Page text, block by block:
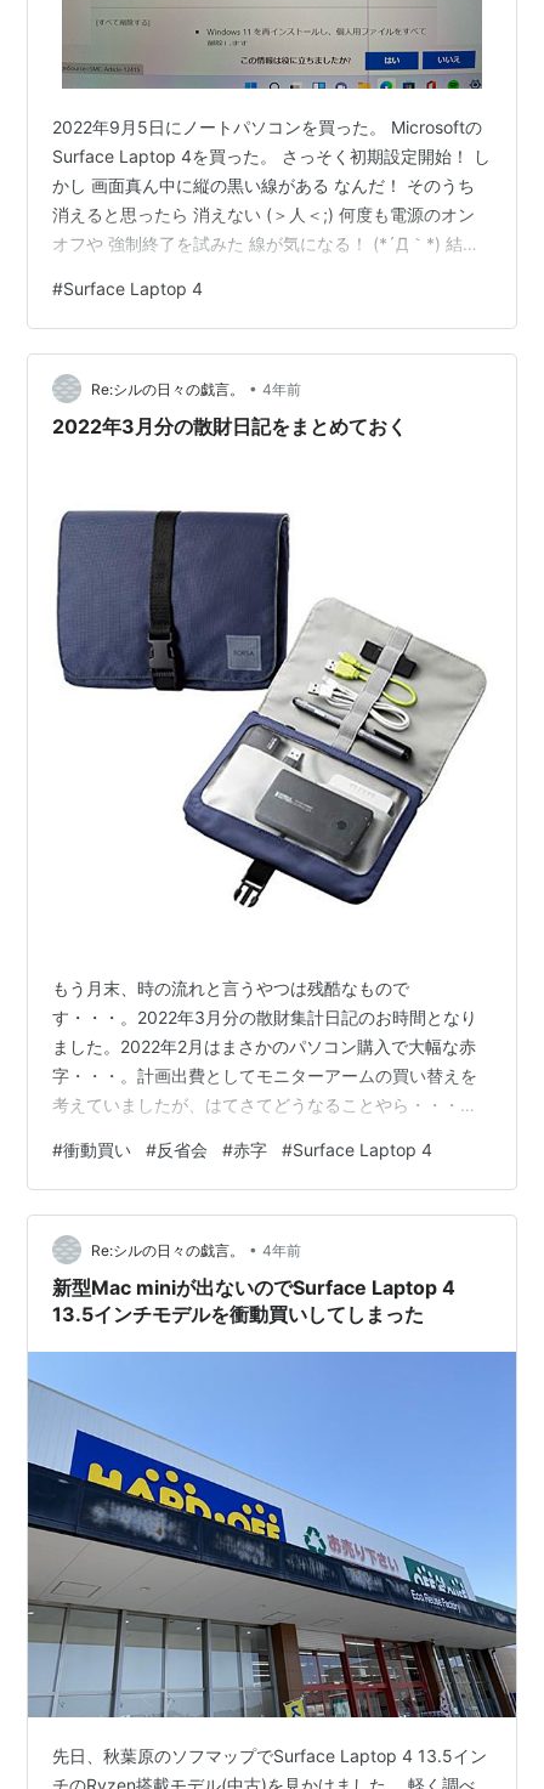
2022年9月5日にノートパソコンを買った。 Microsoftの
Surface Laptop 4を買った。 さっそく初期設定開始！ し
かし 画面真ん中に縦の黒い線がある なんだ！ そのうち
消えると思ったら 消えない (＞人＜;) 何度も電源のオン
オフや 強制終了を試みた 線が気になる！ (*´Д｀*) 結局
に分割されてるみたいで 気になる。 (*´Д｀*) 最後の手
段 初期設定したのが 水の泡になるが 初期化することに
した。 結果 電源を入れ直し画面を確認 残念ながらまだ
気になる線は消えず 続けて初期化されてしまったので も
う一度 いまい…
#Surface Laptop 4
Re:シルの日々の戯言。 • 4年前
2022年3月分の散財日記をまとめておく
もう月末、時の流れと言うやつは残酷なもので
す・・・。2022年3月分の散財集計日記のお時間となり
ました。2022年2月はまさかのパソコン購入で大幅な赤
字・・・。計画出費としてモニターアームの買い替えを
考えていましたが、はてさてどうなることやら・・・。
を購入していると申しますか、サブ用途なのに相殺後金
額が酷いことになってるので真っ赤なのは誰の目から見
ても確実なんですけど(白目) sylve.hatenablog.jp 2022年
3月の散財記録 sylve.hatenablog.jp sylve.hatenablog.jp
やらかし案件としてはSu…
#衝動買い #反省会 #赤字 #Surface Laptop 4
Re:シルの日々の戯言。 • 4年前
新型Mac miniが出ないのでSurface Laptop 4
13.5インチモデルを衝動買いしてしまった
先日、秋葉原のソフマップでSurface Laptop 4 13.5イン